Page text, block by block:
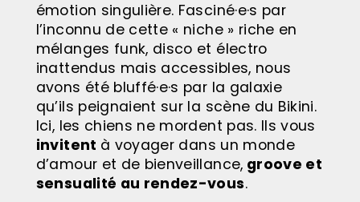
émotion singulière. Fasciné·e·s par
l’inconnu de cette « niche » riche en
mélanges funk, disco et électro
inattendus mais accessibles, nous
avons été bluffé·e·s par la galaxie
qu’ils peignaient sur la scène du Bikini.
Ici, les chiens ne mordent pas. Ils vous
invitent à voyager dans un monde
d’amour et de bienveillance, groove et
sensualité au rendez-vous.